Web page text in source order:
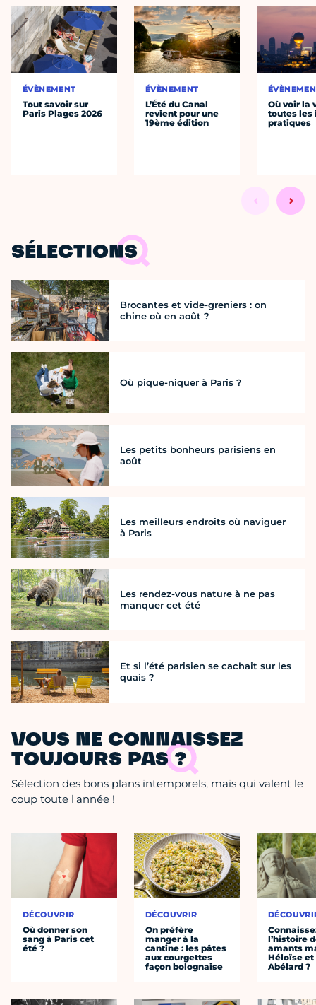
ÉVÈNEMENT
Tout savoir sur
Paris Plages 2026
ÉVÈNEMENT
L’Été du Canal
revient pour une
19ème édition
Où voir la
toutes les
pratiques
SÉLECTIONS
Brocantes et vide-greniers : on
chine où en août ?
Où pique-niquer à Paris ?
Les petits bonheurs parisiens en
août
Les meilleurs endroits où naviguer
à Paris
Les rendez-vous nature à ne pas
manquer cet été
Et si l’été parisien se cachait sur les
quais ?
VOUS NE CONNAISSEZ
TOUJOURS PAS ?
Sélection des bons plans intemporels, mais qui valent le
coup toute l'année !
DÉCOUVRIR
Où donner son
sang à Paris cet
été ?
DÉCOUVRIR
On préfère
manger à la
cantine : les pâtes
aux courgettes
façon bolognaise
l’histoire
amants
Héloïse et
Abélard ?